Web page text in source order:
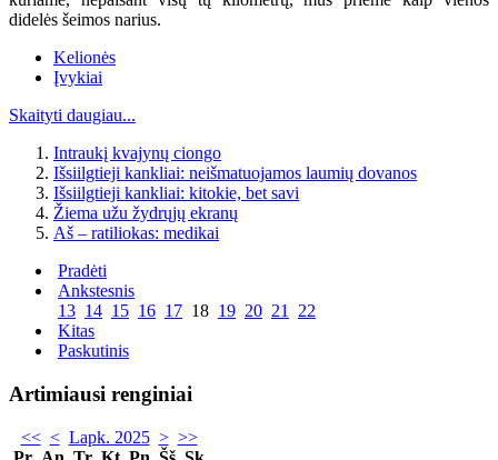
didelės šeimos narius.
Kelionės
Įvykiai
Skaityti daugiau...
Intraukį kvajynų ciongo
Išsiilgtieji kankliai: neišmatuojamos laumių dovanos
Išsiilgtieji kankliai: kitokie, bet savi
Žiema užu žydrųjų ekranų
Aš – ratiliokas: medikai
Pradėti
Ankstesnis
13 14 15 16 17 18 19 20 21 22
Kitas
Paskutinis
Artimiausi renginiai
<< < Lapk. 2025 > >>